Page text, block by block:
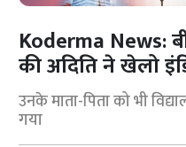
Koderma News:
की अदिति ने खेलो
उनके माता-पिता को भी
गया